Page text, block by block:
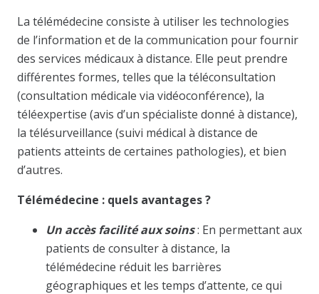
La télémédecine consiste à utiliser les technologies
de l’information et de la communication pour fournir
des services médicaux à distance. Elle peut prendre
différentes formes, telles que la téléconsultation
(consultation médicale via vidéoconférence), la
téléexpertise (avis d’un spécialiste donné à distance),
la télésurveillance (suivi médical à distance de
patients atteints de certaines pathologies), et bien
d’autres.
Télémédecine : quels avantages ?
Un accès facilité aux soins: En permettant aux
patients de consulter à distance, la
télémédecine réduit les barrières
géographiques et les temps d’attente, ce qui